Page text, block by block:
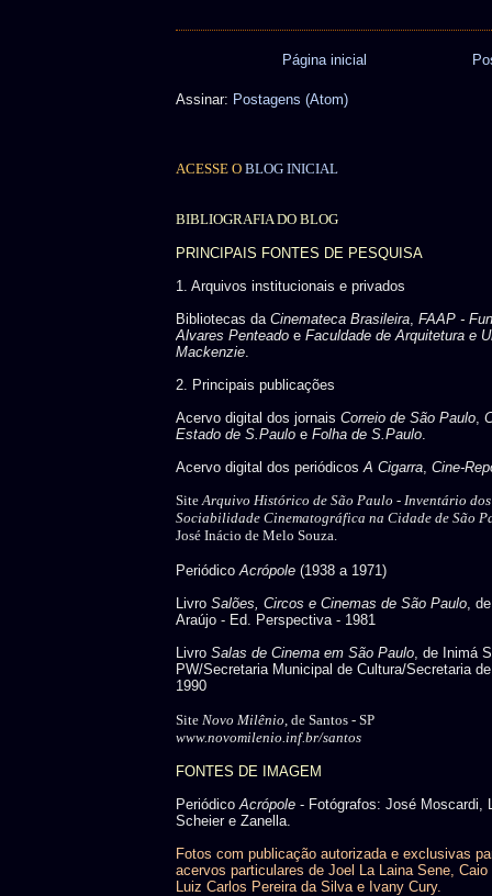
Página inicial
Assinar: Postagens (Atom)
ACESSE O BLOG INICIAL
BIBLIOGRAFIA DO BLOG
PRINCIPAIS FONTES DE PESQUISA
1. Arquivos institucionais e privados
Bibliotecas da Cinemateca Brasileira FAAP -
Alvares Penteado e Faculdade de Arquitetura e
Mackenzie
2. Principais publicações
Acervo digital dos jornais Correio de São Paulo
Estado de S.Paulo e Folha de S.Paulo
Acervo digital dos periódicos A Cigarra Cine-
Site Arquivo Histórico de São Paulo - Inventário
Sociabilidade Cinematográfica na Cidade de São
José Inácio de Melo Souza.
Periódico Acrópole (1938 a 1971)
Livro Salões, Circos e Cinemas de São Paulo ,
Araújo - Ed. Perspectiva - 1981
Livro Salas de Cinema em São Paulo , de Inimá
PW/Secretaria Municipal de Cultura/Secretaria
1990
Site Novo Milênio , de Santos - SP
www.novomilenio.inf.br/santos
FONTES DE IMAGEM
Periódico Acrópole - Fotógrafos: José Moscardi,
Scheier e Zanella.
Fotos com publicação autorizada e exclusivas
acervos particulares de Joel La Laina Sene, Caio
Luiz Carlos Pereira da Silva e Ivany Cury.